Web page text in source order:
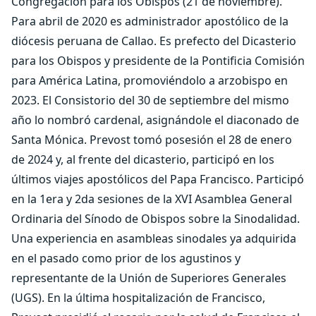
Para abril de 2020 es administrador apostólico de la
diócesis peruana de Callao. Es prefecto del Dicasterio
para los Obispos y presidente de la Pontificia Comisión
para América Latina, promoviéndolo a arzobispo en
2023. El Consistorio del 30 de septiembre del mismo
año lo nombró cardenal, asignándole el diaconado de
Santa Mónica. Prevost tomó posesión el 28 de enero
de 2024 y, al frente del dicasterio, participó en los
últimos viajes apostólicos del Papa Francisco. Participó
en la 1era y 2da sesiones de la XVI Asamblea General
Ordinaria del Sínodo de Obispos sobre la Sinodalidad.
Una experiencia en asambleas sinodales ya adquirida
en el pasado como prior de los agustinos y
representante de la Unión de Superiores Generales
(UGS). En la última hospitalización de Francisco,